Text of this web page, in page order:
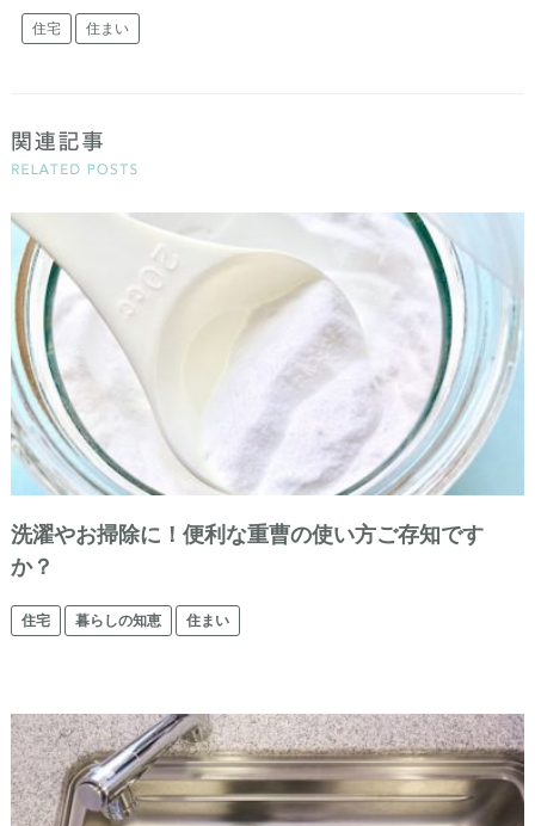
住宅 住まい
洗濯やお掃除に！便利な重曹の使い方ご存知です
か？
住宅 暮らしの知恵 住まい